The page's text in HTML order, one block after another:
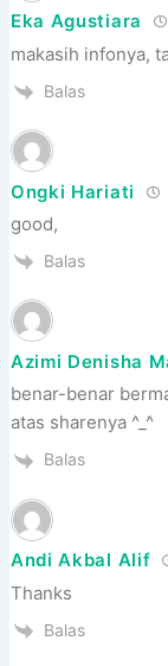
Eka Agustiara
makasih infonya,
Balas
Ongki Hariati
good,
Balas
Azimi Denisha
benar-benar
atas sharenya ^_^
Balas
Andi Akbal Alif
Thanks
Balas